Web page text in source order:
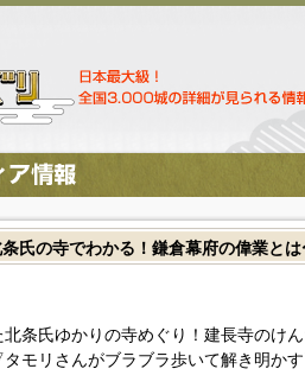
氏の寺でわかる！鎌倉幕府の偉業とは
北条氏ゆかりの寺めぐり！建長寺のけ
モリさんがブラブラ歩いて解き明か